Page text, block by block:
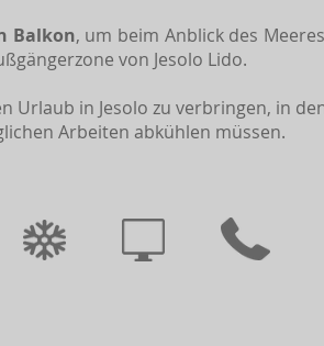
Balkon, um beim Anblick des
von Jesolo Lido.
Urlaub in Jesolo zu verbringen, in
Arbeiten abkühlen müssen.